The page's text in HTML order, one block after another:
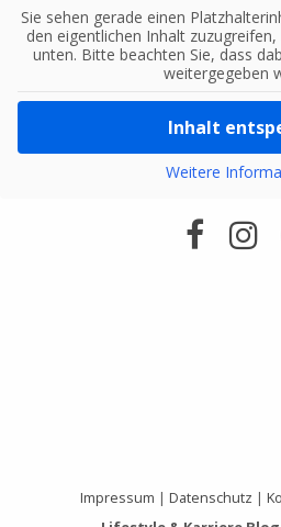
Sie sehen gerade einen
den eigentlichen Inhalt
unten. Bitte beachten Sie, dass
weitergegeben
Inhalt
Weitere
Impressum | Datenschutz |